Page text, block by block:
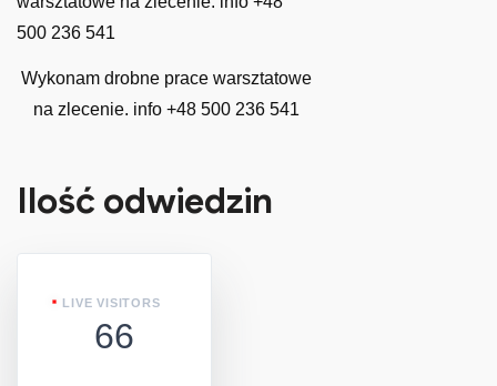
Wykonam drobne prace warsztatowe
na zlecenie. info +48 500 236 541
Ilość odwiedzin
LIVE VISITORS
66